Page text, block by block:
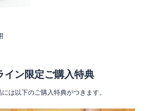
イン限定ご購入特典
には以下のご購入特典がつきます。